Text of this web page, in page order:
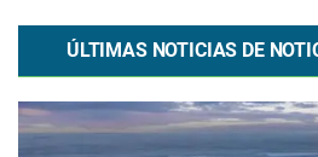
ÚLTIMAS NOTICIAS DE